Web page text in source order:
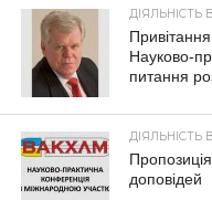
ДІЯЛЬНІСТЬ
Науково-
питання
ДІЯЛЬНІСТЬ
доповідей